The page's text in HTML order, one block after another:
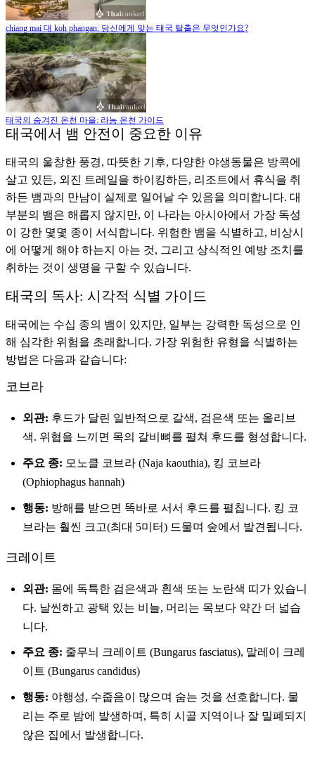
chiang mai 대 koh phangan: 당신에게 맞는 태국 탈출은 무엇인가요?
태국의 숨겨진 온천 마을: 라농 온천 가이드
태국에서 뱀 안전이 중요한 이유
태국의 울창한 풍경, 따뜻한 기후, 다양한 야생동물은 방콕에
살고 있든, 외진 트레일을 하이킹하든, 리조트에서 휴식을 취
하든 뱀과의 만남이 실제로 일어날 수 있음을 의미합니다. 대
부분의 뱀은 해롭지 않지만, 이 나라는 아시아에서 가장 독성
이 강한 몇몇 종이 서식합니다. 위험한 뱀을 식별하고, 비상시
에 어떻게 해야 하는지 아는 것, 그리고 상식적인 예방 조치를
취하는 것이 생명을 구할 수 있습니다.
태국의 독사: 시각적 식별 가이드
태국에는 수십 종의 뱀이 있지만, 일부는 강력한 독성으로 인
해 심각한 위험을 초래합니다. 가장 위험한 유형을 식별하는
방법은 다음과 같습니다:
코브라
외관: 후드가 달린 일반적으로 갈색, 검은색 또는 올리브
색. 위협을 느끼면 목의 갈비뼈를 펼쳐 후드를 형성합니다.
주요 종: 모노클 코브라 (Naja kaouthia), 킹 코브라
(Ophiophagus hannah)
행동: 방해를 받으면 똑바로 서서 후드를 펼칩니다. 킹 코
브라는 훨씬 크고(최대 5미터) 드물며 숲에서 발견됩니다.
크레이트
외관: 몸에 독특한 검은색과 흰색 또는 노란색 띠가 있습니
다. 날씬하고 광택 있는 비늘, 머리는 목보다 약간 더 넓습
니다.
주요 종: 줄무늬 크레이트 (Bungarus fasciatus), 말레이 크레
이트 (Bungarus candidus)
행동: 야행성, 수줍음이 많으며 숨는 것을 선호합니다. 물
리는 주로 밤에 발생하며, 특히 시골 지역이나 잘 밀폐되지
않은 집에서 발생합니다.